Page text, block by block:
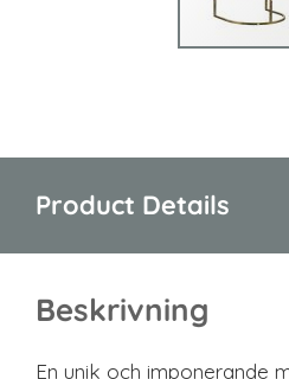
av
Product Details
Beskrivning
En unik och imponerande